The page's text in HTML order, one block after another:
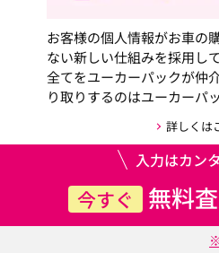
お客様の個人情報がお車の
ない新しい仕組みを採用し
全てをユーカーパックが仲
り取りするのはユーカーパ
詳しくは
入力はカン
今すぐ 無料